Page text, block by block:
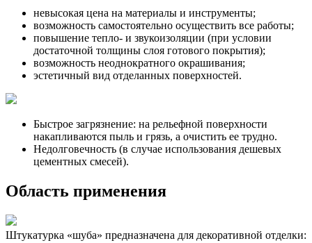
невысокая цена на материалы и инструменты;
возможность самостоятельно осуществить все работы;
повышение тепло- и звукоизоляции (при условии
достаточной толщины слоя готового покрытия);
возможность неоднократного окрашивания;
эстетичный вид отделанных поверхностей.
Быстрое загрязнение: на рельефной поверхности
накапливаются пыль и грязь, а очистить ее трудно.
Недолговечность (в случае использования дешевых
цементных смесей).
Область применения
Штукатурка «шуба» предназначена для декоративной отделки: